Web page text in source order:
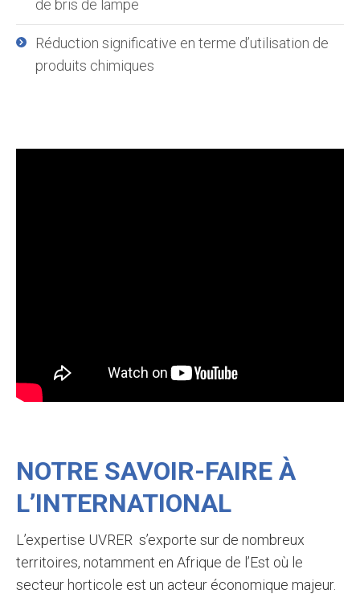
de bris de lampe
Réduction significative en terme d’utilisation de
produits chimiques
NOTRE SAVOIR-FAIRE À
L’INTERNATIONAL
L’expertise UVRER s’exporte sur de nombreux
territoires, notamment en Afrique de l’Est où le
secteur horticole est un acteur économique majeur.